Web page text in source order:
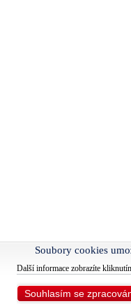
Soubory cookies
Další informace zobrazíte
Souhlasím se